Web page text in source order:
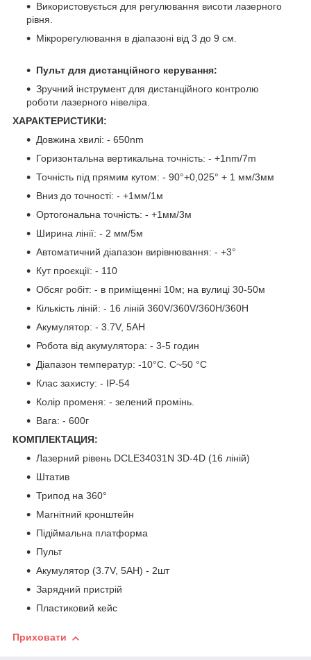
Використовується для регулювання висоти лазерного
рівня.
Мікрорегулювання в діапазоні від 3 до 9 см.
Пульт для дистанційного керування:
Зручний інструмент для дистанційного контролю
роботи лазерного нівеліра.
ХАРАКТЕРИСТИКИ:
Довжина хвилі: - 650nm
Горизонтальна вертикальна точність: - +1nm/7m
Точність під прямим кутом: - 90°+0,025° + 1 мм/3мм
Вниз до точності: - +1мм/1м
Ортогональна точність: - +1мм/3м
Ширина лінії: - 2 мм/5м
Автоматичний діапазон вирівнювання: - +3°
Кут проєкції: - 110
Обсяг робіт: - в приміщенні 10м; на вулиці 30-50м
Кількість ліній: - 16 ліній 360V/360V/360H/360H
Акумулятор: - 3.7V, 5AH
Робота від акумулятора: - 3-5 годин
Діапазон температур: -10°С. C~50 °C
Клас захисту: - IP-54
Колір променя: - зелений промінь.
Вага: - 600г
КОМПЛЕКТАЦИЯ:
Лазерний рівень DCLE34031N 3D-4D (16 ліній)
Штатив
Трипод на 360°
Магнітний кронштейн
Підіймальна платформа
Пульт
Акумулятор (3.7V, 5AH) - 2шт
Зарядний пристрій
Пластиковий кейс
Приховати